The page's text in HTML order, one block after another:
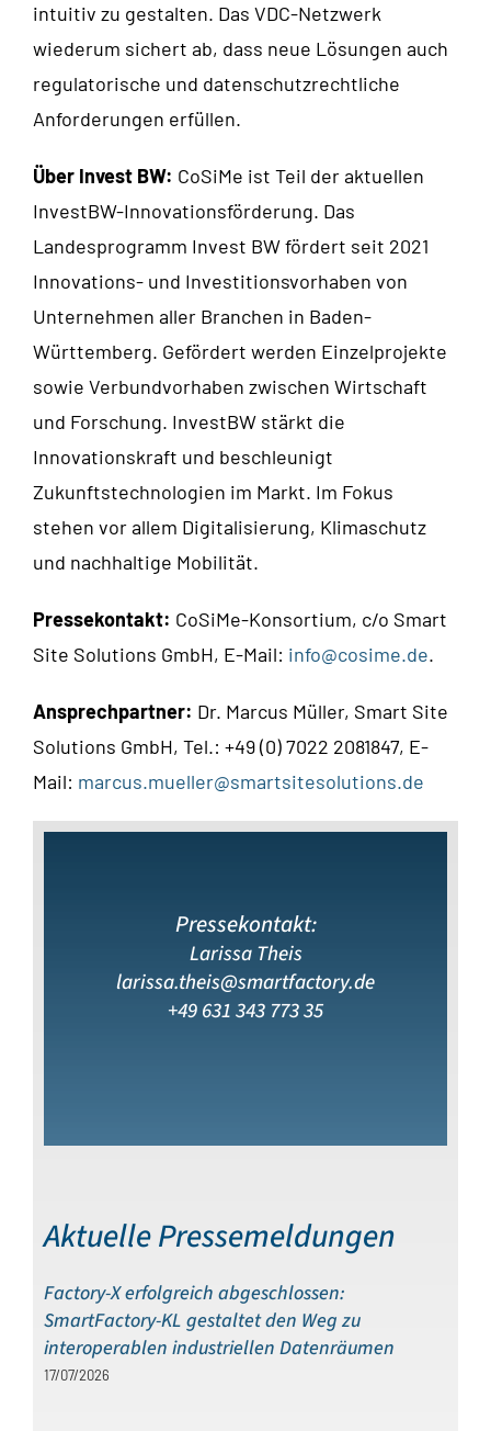
intuitiv zu gestalten. Das VDC-Netzwerk
wiederum sichert ab, dass neue Lösungen auch
regulatorische und datenschutzrechtliche
Anforderungen erfüllen.
Über Invest BW: CoSiMe ist Teil der aktuellen
InvestBW-Innovationsförderung. Das
Landesprogramm Invest BW fördert seit 2021
Innovations- und Investitionsvorhaben von
Unternehmen aller Branchen in Baden-
Württemberg. Gefördert werden Einzelprojekte
sowie Verbundvorhaben zwischen Wirtschaft
und Forschung. InvestBW stärkt die
Innovationskraft und beschleunigt
Zukunftstechnologien im Markt. Im Fokus
stehen vor allem Digitalisierung, Klimaschutz
und nachhaltige Mobilität.
Pressekontakt: CoSiMe-Konsortium, c/o Smart
Site Solutions GmbH, E-Mail: info@cosime.de.
Ansprechpartner: Dr. Marcus Müller, Smart Site
Solutions GmbH, Tel.: +49 (0) 7022 2081847, E-
Mail: marcus.mueller@smartsitesolutions.de
Pressekontakt:
Larissa Theis
larissa.theis@smartfactory.de
+49 631 343 773 35
Aktuelle Pressemeldungen
Factory-X erfolgreich abgeschlossen:
SmartFactory-KL gestaltet den Weg zu
interoperablen industriellen Datenräumen
17/07/2026